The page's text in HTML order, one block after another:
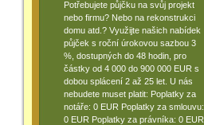
Potřebujete půjčku na svůj projekt
nebo firmu? Nebo na rekonstrukci
domu atd.? Využijte našich nabídek
půjček s roční úrokovou sazbou 3
%, dostupných do 48 hodin, pro
částky od 4 000 do 900 000 EUR s
dobou splácení 2 až 25 let. U nás
nebudete muset platit: Poplatky za
notáře: 0 EUR Poplatky za smlouvu:
0 EUR Poplatky za právníka: 0 EUR